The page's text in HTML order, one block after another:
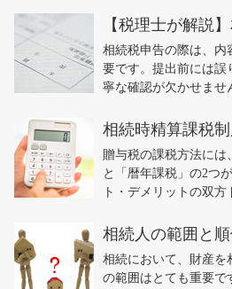
【税理士が解説
相続税申告の際は、内
要です。提出前には誤
寧な確認が欠かせま
相続時精算課税
贈与税の課税方法には
と「暦年課税」の2つ
ト・デメリットの双
相続人の範囲と
相続において、財産を
の範囲はとても重要で